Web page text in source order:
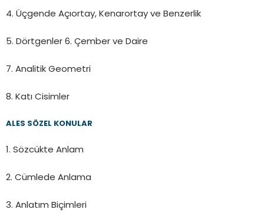
4. Üçgende Açıortay, Kenarortay ve Benzerlik
5. Dörtgenler 6. Çember ve Daire
7. Analitik Geometri
8. Katı Cisimler
ALES SÖZEL KONULAR
1. Sözcükte Anlam
2. Cümlede Anlama
3. Anlatım Biçimleri